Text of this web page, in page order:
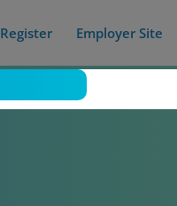
Register Employer Site